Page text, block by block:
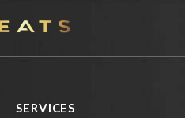
SERVICES